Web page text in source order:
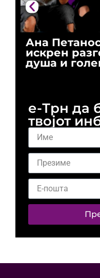
Ана
искрен
душа и
е-Трн да
твојот